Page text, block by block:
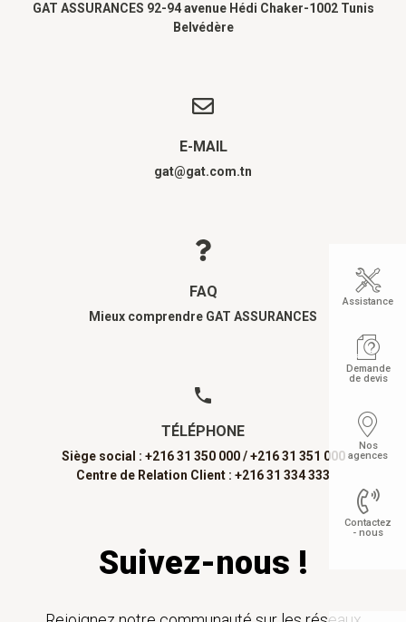
GAT ASSURANCES 92-94 avenue Hédi Chaker-1002 Tunis
Belvédère
E-MAIL
gat@gat.com.tn
FAQ
Mieux comprendre GAT ASSURANCES
TÉLÉPHONE
Siège social : +216 31 350 000 / +216 31 351 000
Centre de Relation Client : +216 31 334 333
Suivez-nous !
Assistance
Demande
de devis
Nos
agences
Contactez
- nous